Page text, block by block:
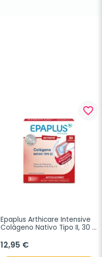
favorite_border
Epaplus Arthicare Intensive
Colágeno Nativo Tipo II, 30
12,95 €